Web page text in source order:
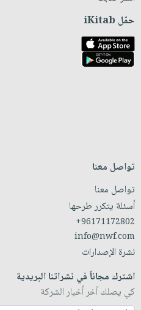
حمّل iKitab
تواصل معنا
تواصل معنا
أسئلة يتكرر طرحها
+96171172802
info@nwf.com
نشرة الإصدارات
اشترك مجاناً في نشراتنا البريدية
كي يصلك آخر أخبار الشركة